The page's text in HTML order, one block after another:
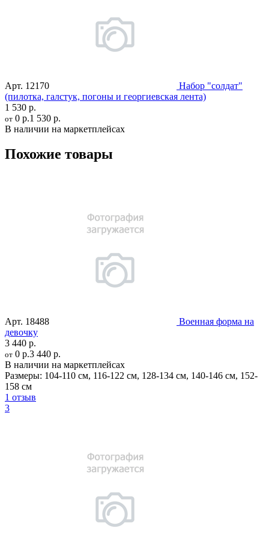
Арт. 12170
Набор "солдат"
(пилотка, галстук, погоны и георгиевская лента)
1 530 р.
от 0 р.1 530 р.
В наличии на маркетплейсах
Похожие товары
Арт. 18488
Военная форма на
девочку
3 440 р.
от 0 р.3 440 р.
В наличии на маркетплейсах
Размеры: 104-110 см, 116-122 см, 128-134 см, 140-146 см, 152-
158 см
1 отзыв
3